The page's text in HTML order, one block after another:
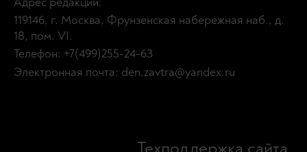
119146, г. Москва, Фрунзенская набережная наб., д.
18, пом. VI.
Телефон: +7(499)255-24-63
Электронная почта: den.zavtra@yandex.ru